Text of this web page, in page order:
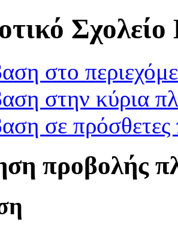
στο
στην κύρια
σε πρόσθετες
προβολής